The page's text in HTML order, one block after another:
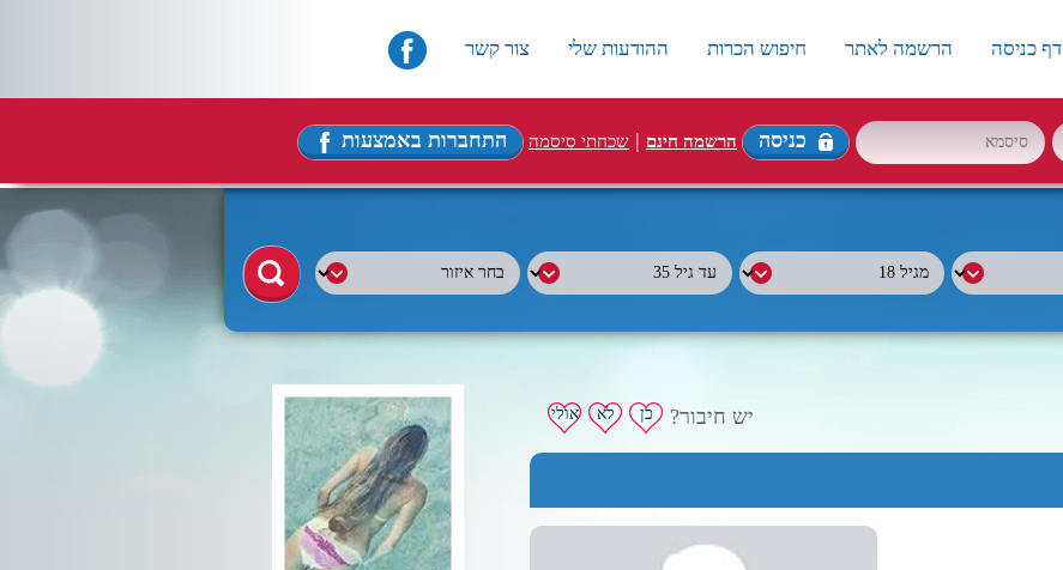
דף כניסה הרשמה לאתר חיפוש הכרות ההודעות שלי צור קשר
כניסה הרשמה חינם | שכחתי סיסמה התחברות באמצעות
יש חיבור? כן לא אולי